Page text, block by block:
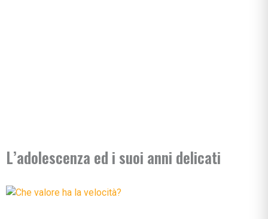
L’adolescenza ed i suoi anni delicati